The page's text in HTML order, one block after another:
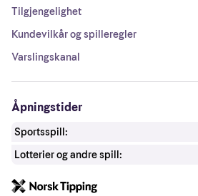
Tilgjengelighet
Kundevilkår og spilleregler
Varslingskanal
Åpningstider
Sportsspill:
Lotterier og andre spill: